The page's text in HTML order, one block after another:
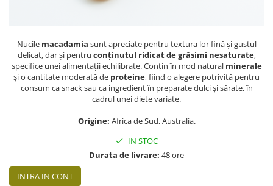
PRODUSE ECO / ORGANICE
COSMETICE
REMEDII NATURISTE
TOATE PRODUSELE
Nucile macadamia sunt apreciate pentru textura lor fină și gustul
delicat, dar și pentru conținutul ridicat de grăsimi nesaturate,
specifice unei alimentații echilibrate. Conțin în mod natural minerale
și o cantitate moderată de proteine, fiind o alegere potrivită pentru
consum ca snack sau ca ingredient în preparate dulci și sărate, în
cadrul unei diete variate.
Origine: Africa de Sud, Australia.
IN STOC
Durata de livrare: 48 ore
INTRA IN CONT